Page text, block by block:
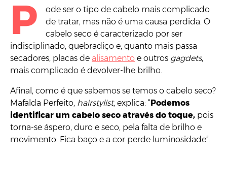
P
ode ser o tipo de cabelo mais complicado
de tratar, mas não é uma causa perdida. O
cabelo seco é caracterizado por ser
indisciplinado, quebradiço e, quanto mais passa
secadores, placas de alisamento e outros gagdets,
mais complicado é devolver-lhe brilho.
Afinal, como é que sabemos se temos o cabelo seco?
Mafalda Perfeito, hairstylist, explica: “Podemos
identificar um cabelo seco através do toque, pois
torna-se áspero, duro e seco, pela falta de brilho e
movimento. Fica baço e a cor perde luminosidade”.